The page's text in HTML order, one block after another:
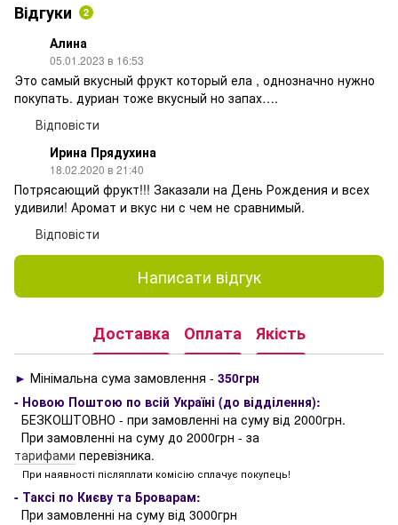
Відгуки 2
Алина
05.01.2023 в 16:53
Это самый вкусный фрукт который ела , однозначно нужно
покупать. дуриан тоже вкусный но запах….
Відповісти
Ирина Прядухина
18.02.2020 в 21:40
Потрясающий фрукт!!! Заказали на День Рождения и всех
удивили! Аромат и вкус ни с чем не сравнимый.
Відповісти
Написати відгук
Доставка Оплата Якість
► Мінімальна сума замовлення - 350грн
- Новою Поштою по всій Україні (до відділення):
БЕЗКОШТОВНО - при замовленні на суму від 2000грн.
При замовленні на суму до 2000грн - за
тарифами перевізника.
При наявності післяплати комісію сплачує покупець!
- Таксі по Києву та Броварам:
При замовленні на суму від 3000грн